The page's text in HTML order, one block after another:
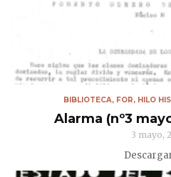
BIBLIOTECA, FOR, HILO
Alarma (nº3
3 mayo,